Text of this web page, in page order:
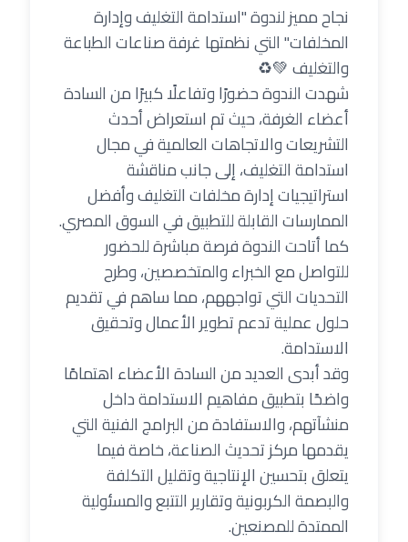
نجاح مميز لندوة "استدامة التغليف وإدارة
المخلفات" التي نظمتها غرفة صناعات الطباعة
والتغليف 💚♻️
شهدت الندوة حضورًا وتفاعلًا كبيرًا من السادة
أعضاء الغرفة، حيث تم استعراض أحدث
التشريعات والاتجاهات العالمية في مجال
استدامة التغليف، إلى جانب مناقشة
استراتيجيات إدارة مخلفات التغليف وأفضل
الممارسات القابلة للتطبيق في السوق المصري.
كما أتاحت الندوة فرصة مباشرة للحضور
للتواصل مع الخبراء والمتخصصين، وطرح
التحديات التي تواجههم، مما ساهم في تقديم
حلول عملية تدعم تطوير الأعمال وتحقيق
الاستدامة.
وقد أبدى العديد من السادة الأعضاء اهتمامًا
واضحًا بتطبيق مفاهيم الاستدامة داخل
منشآتهم، والاستفادة من البرامج الفنية التي
يقدمها مركز تحديث الصناعة، خاصة فيما
يتعلق بتحسين الإنتاجية وتقليل التكلفة
والبصمة الكربونية وتقارير التتبع والمسئولية
الممتدة للمصنعين.